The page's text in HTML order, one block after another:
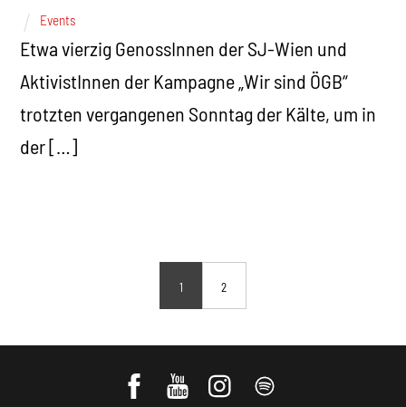
Events
Etwa vierzig GenossInnen der SJ-Wien und
AktivistInnen der Kampagne „Wir sind ÖGB“
trotzten vergangenen Sonntag der Kälte, um in
der […]
1 2